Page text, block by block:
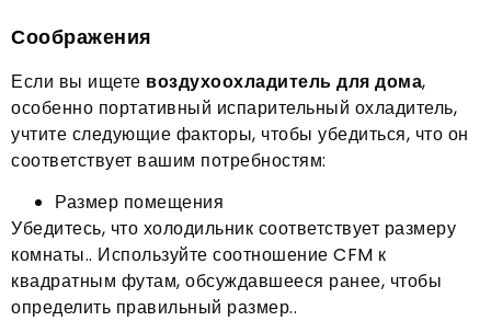
Соображения
Если вы ищете воздухоохладитель для дома,
особенно портативный испарительный охладитель,
учтите следующие факторы, чтобы убедиться, что он
соответствует вашим потребностям:
Размер помещения
Убедитесь, что холодильник соответствует размеру
комнаты.. Используйте соотношение CFM к
квадратным футам, обсуждавшееся ранее, чтобы
определить правильный размер..